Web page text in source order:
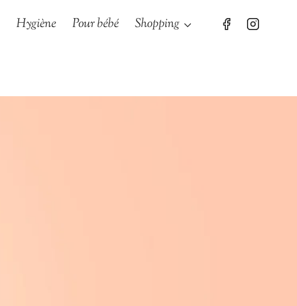
Hygiène Pour bébé Shopping